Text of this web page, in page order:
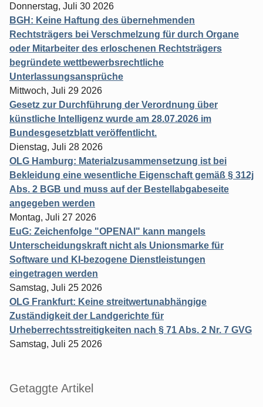
Donnerstag, Juli 30 2026
BGH: Keine Haftung des übernehmenden
Rechtsträgers bei Verschmelzung für durch Organe
oder Mitarbeiter des erloschenen Rechtsträgers
begründete wettbewerbsrechtliche
Unterlassungsansprüche
Mittwoch, Juli 29 2026
Gesetz zur Durchführung der Verordnung über
künstliche Intelligenz wurde am 28.07.2026 im
Bundesgesetzblatt veröffentlicht.
Dienstag, Juli 28 2026
OLG Hamburg: Materialzusammensetzung ist bei
Bekleidung eine wesentliche Eigenschaft gemäß § 312j
Abs. 2 BGB und muss auf der Bestellabgabeseite
angegeben werden
Montag, Juli 27 2026
EuG: Zeichenfolge "OPENAI" kann mangels
Unterscheidungskraft nicht als Unionsmarke für
Software und KI-bezogene Dienstleistungen
eingetragen werden
Samstag, Juli 25 2026
OLG Frankfurt: Keine streitwertunabhängige
Zuständigkeit der Landgerichte für
Urheberrechtsstreitigkeiten nach § 71 Abs. 2 Nr. 7 GVG
Samstag, Juli 25 2026
Getaggte Artikel